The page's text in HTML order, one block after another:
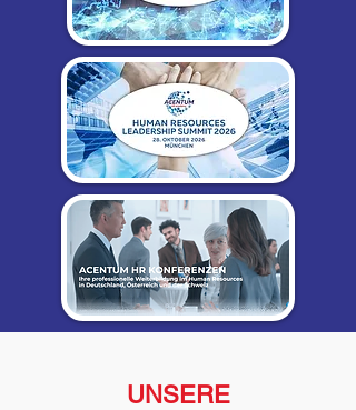
UNSERE